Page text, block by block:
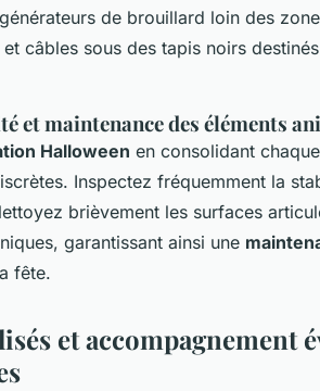
de brouillard loin des
câbles sous des tapis noirs
et maintenance des éléments
Halloween en consolidant
Inspectez fréquemment la
brièvement les surfaces
garantissant ainsi une
fête.
et accompagnement